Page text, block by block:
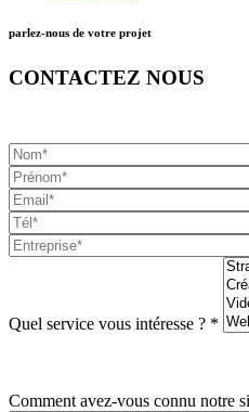
parlez-nous de votre projet
CONTACTEZ NOUS
Quel service vous intéresse ? *
Comment avez-vous connu notre